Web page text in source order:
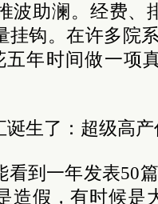
波助澜。经费
挂钩。在许多院
五年时间做一项
生了：超级高
看到一年发表50
造假，有时候是